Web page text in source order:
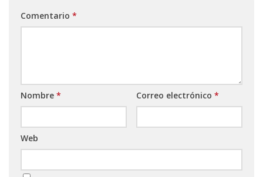
Comentario *
Nombre * Correo electrónico *
Web